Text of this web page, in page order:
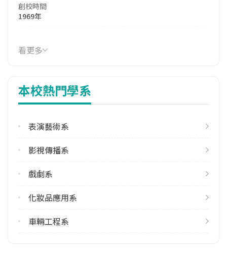
創校時間
1969年
28.74
學校電話
學校地址
看更多
本校熱門學系
表演藝術系
影視傳播系
戲劇系
化妝品應用系
車輛工程系